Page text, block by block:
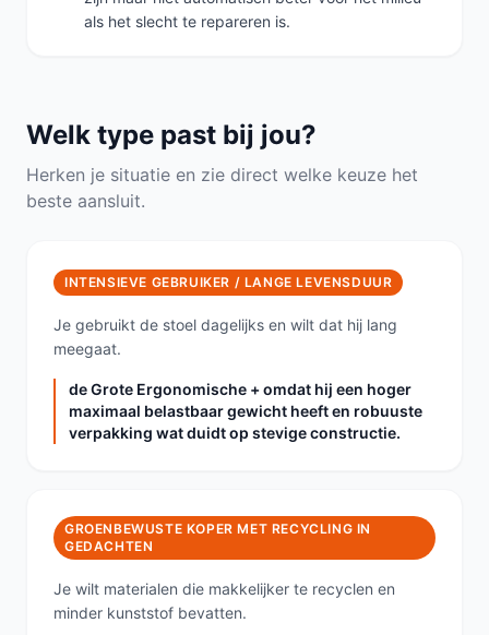
als het slecht te repareren is.
Welk type past bij jou?
Herken je situatie en zie direct welke keuze het
beste aansluit.
INTENSIEVE GEBRUIKER / LANGE LEVENSDUUR
Je gebruikt de stoel dagelijks en wilt dat hij lang
meegaat.
de Grote Ergonomische + omdat hij een hoger
maximaal belastbaar gewicht heeft en robuuste
verpakking wat duidt op stevige constructie.
GROENBEWUSTE KOPER MET RECYCLING IN
GEDACHTEN
Je wilt materialen die makkelijker te recyclen en
minder kunststof bevatten.